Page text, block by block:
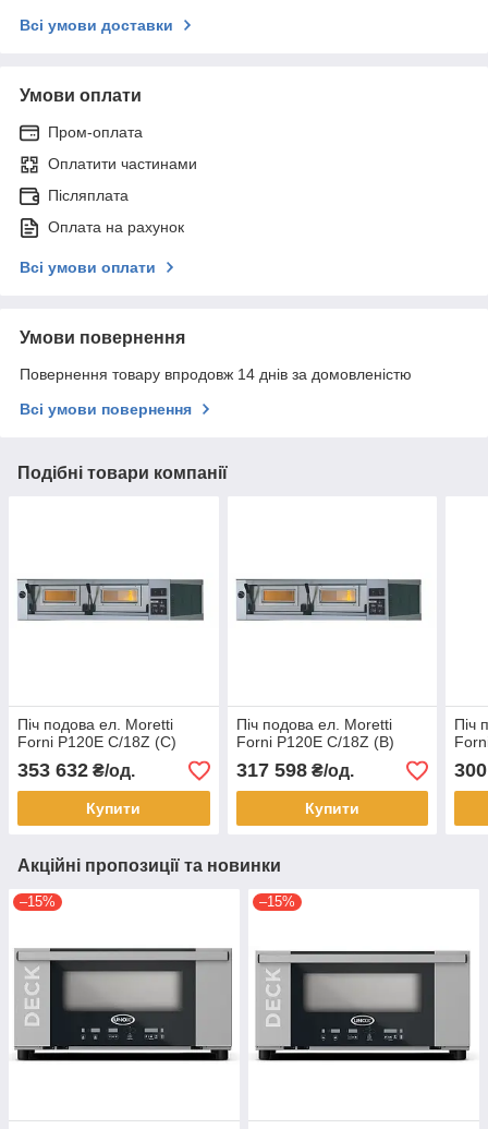
Всі умови доставки
Умови оплати
Пром-оплата
Оплатити частинами
Післяплата
Оплата на рахунок
Всі умови оплати
Умови повернення
Повернення товару впродовж 14 днів за домовленістю
Всі умови повернення
Подібні товари компанії
Піч подова ел. Moretti
Forni P120E C/18Z (C)
353 632 ₴/од.
Купити
Піч подова ел. Moretti
Forni P120E C/18Z (B)
317 598₴/од.
Купити
Піч
Акційні пропозиції та новинки
–15% –15%